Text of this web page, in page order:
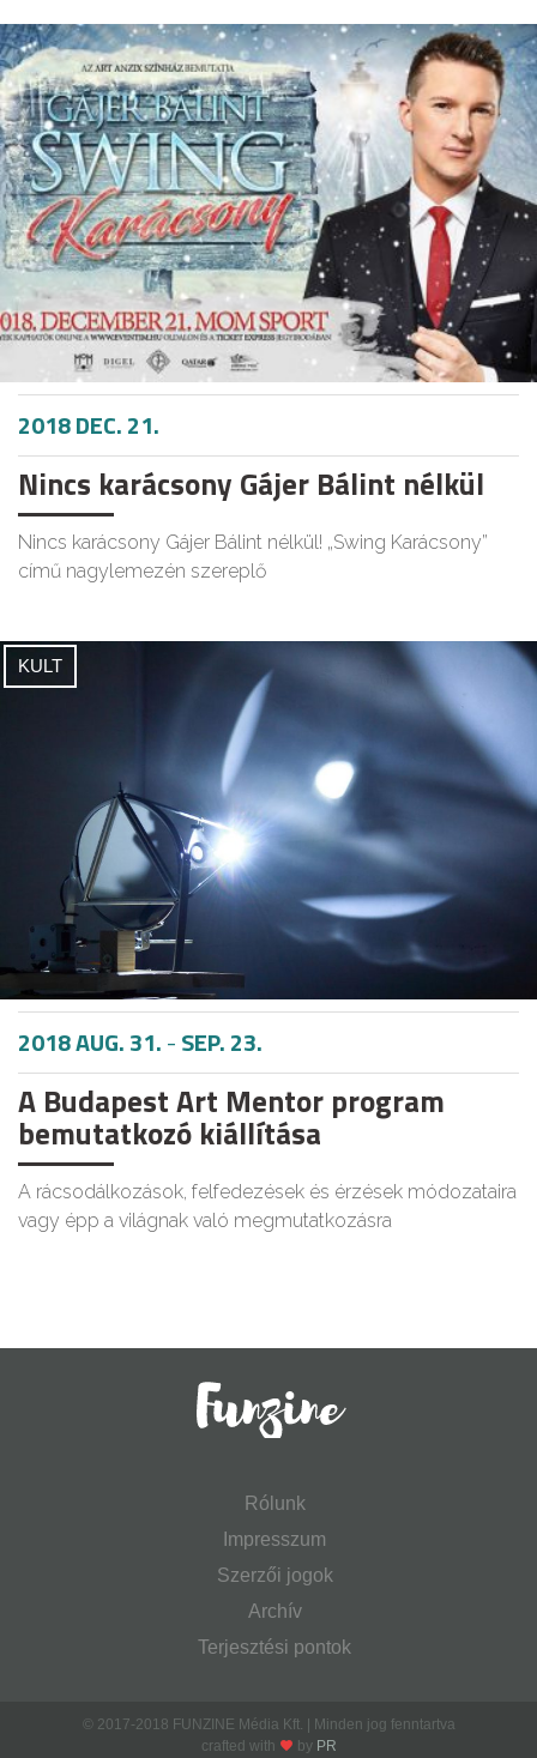
2018 DEC. 21.
Nincs karácsony Gájer Bálint nélkül
Nincs karácsony Gájer Bálint nélkül! „Swing Karácsony”
című nagylemezén szereplő
KULT
2018 AUG. 31.-SEP. 23.
A Budapest Art Mentor program
bemutatkozó kiállítása
A rácsodálkozások, felfedezések és érzések módozataira
vagy épp a világnak való megmutatkozásra
Rólunk
Impresszum
Szerzői jogok
Archív
Terjesztési pontok
© 2017-2018 FUNZINE Média Kft. | Minden jog fenntartva
crafted with
by PR